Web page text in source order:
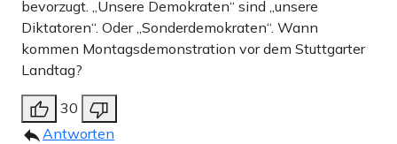
bevorzugt. „Unsere Demokraten“ sind „unsere
Diktatoren“. Oder „Sonderdemokraten“. Wann
kommen Montagsdemonstration vor dem Stuttgarter
Landtag?
30
Antworten